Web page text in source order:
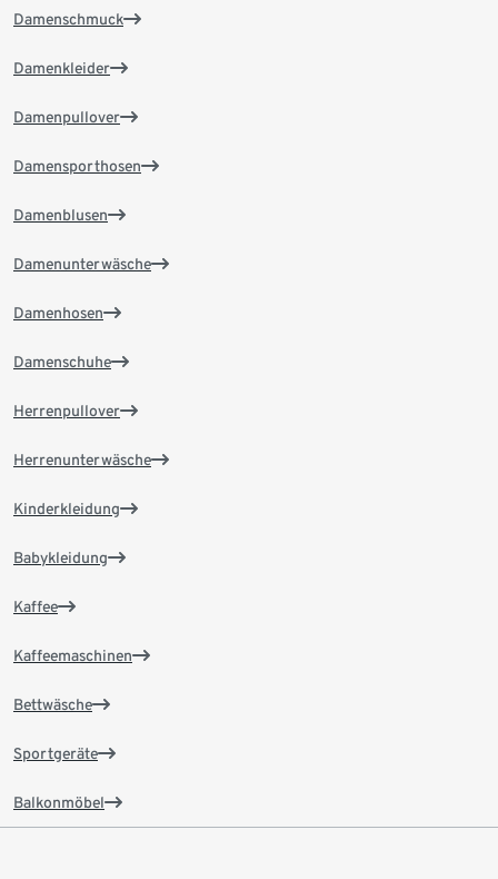
Damenschmuck
Damenkleider
Damenpullover
Damensporthosen
Damenblusen
Damenunterwäsche
Damenhosen
Damenschuhe
Herrenpullover
Herrenunterwäsche
Kinderkleidung
Babykleidung
Kaffee
Kaffeemaschinen
Bettwäsche
Sportgeräte
Balkonmöbel